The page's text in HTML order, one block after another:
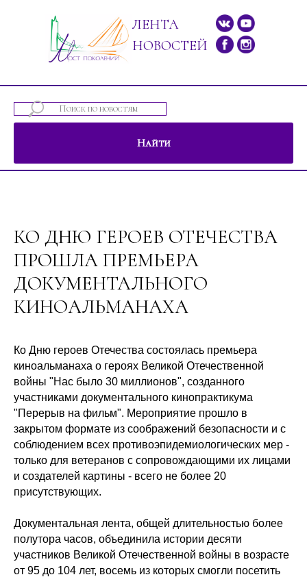
ЛЕНТА
НОВОСТЕЙ
Найти
КО ДНЮ ГЕРОЕВ ОТЕЧЕСТВА
ПРОШЛА ПРЕМЬЕРА
ДОКУМЕНТАЛЬНОГО
КИНОАЛЬМАНАХА
Ко Дню героев Отечества состоялась премьера
киноальманаха о героях Великой Отечественной
войны "Нас было 30 миллионов", созданного
участниками документального кинопрактикума
"Перерыв на фильм". Мероприятие прошло в
закрытом формате из соображений безопасности и с
соблюдением всех противоэпидемиологических мер -
только для ветеранов с сопровождающими их лицами
и создателей картины - всего не более 20
присутствующих.
Документальная лента, общей длительностью более
полутора часов, объединила истории десяти
участников Великой Отечественной войны в возрасте
от 95 до 104 лет, восемь из которых смогли посетить